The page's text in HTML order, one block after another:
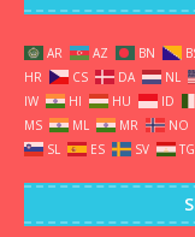
AR AZ BN
HR
CS DA NL
IW
HI HU ID
MS
ML MR NO
SL
ES SV TG